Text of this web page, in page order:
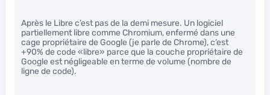
Après le Libre c’est pas de la demi mesure. Un logiciel
partiellement libre comme Chromium, enfermé dans une
cage propriétaire de Google (je parle de Chrome), c’est
+90% de code «libre» parce que la couche propriétaire de
Google est négligeable en terme de volume (nombre de
ligne de code).